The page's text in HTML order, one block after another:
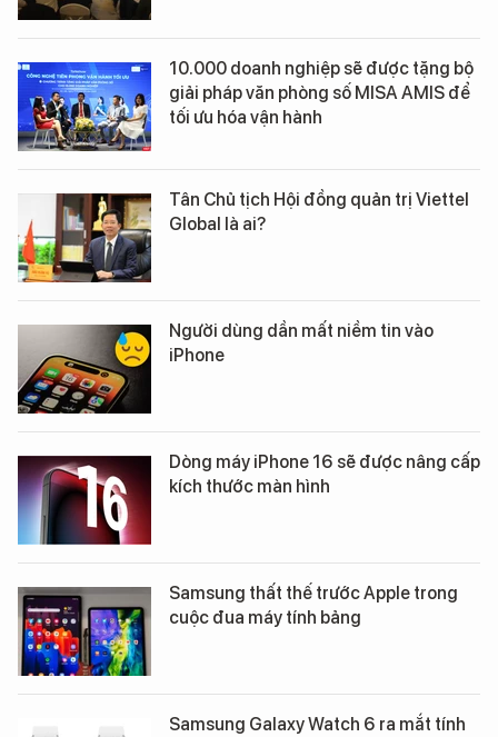
10.000 doanh nghiệp sẽ được tặng bộ
giải pháp văn phòng số MISA AMIS để
tối ưu hóa vận hành
Tân Chủ tịch Hội đồng quản trị Viettel
Global là ai?
Người dùng dần mất niềm tin vào
iPhone
Dòng máy iPhone 16 sẽ được nâng cấp
kích thước màn hình
Samsung thất thế trước Apple trong
cuộc đua máy tính bảng
Samsung Galaxy Watch 6 ra mắt tính